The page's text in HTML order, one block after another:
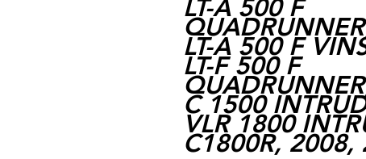
LT-A 500 F
LT-A 500 F
LT-F 500 F
C 1500
VLR 1800
C1800R, 2008,